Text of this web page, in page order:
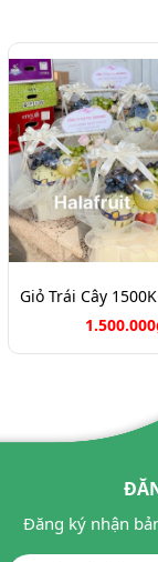
Đăng ký nhận